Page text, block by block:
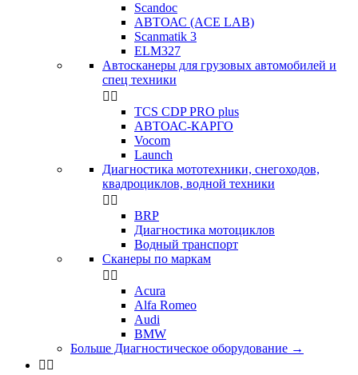
Scandoc
АВТОАС (ACE LAB)
Scanmatik 3
ELM327
Автосканеры для грузовых автомобилей и
спец техники
 
TCS CDP PRO plus
АВТОАС-КАРГО
Vocom
Launch
Диагностика мототехники, снегоходов,
квадроциклов, водной техники
 
BRP
Диагностика мотоциклов
Водный транспорт
Сканеры по маркам
 
Acura
Alfa Romeo
Audi
BMW
Больше Диагностическое оборудование →
 